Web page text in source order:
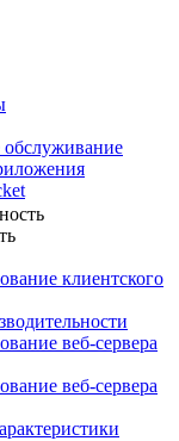
обслуживание
клиентского
веб-сервера
веб-сервера